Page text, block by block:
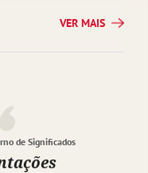
VER MAIS
de Significados